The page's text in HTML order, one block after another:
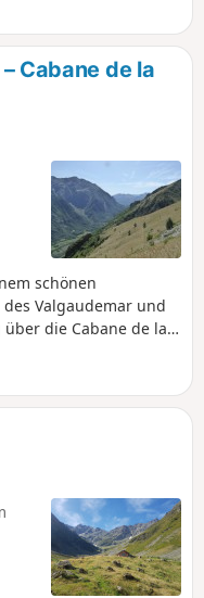
die vergessene
wo man seiner
ihrer Geschichte
kann.
Cabane de la
schönen
Valgaudemar und
die Cabane de la